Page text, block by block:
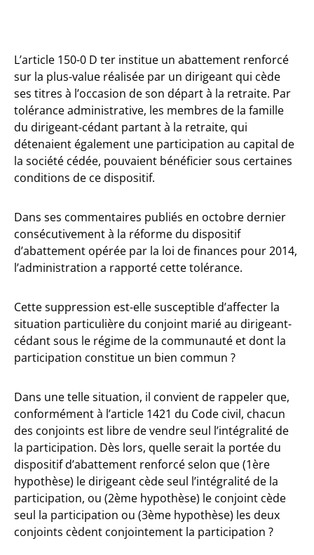
L’article 150-0 D ter institue un abattement renforcé
sur la plus-value réalisée par un dirigeant qui cède
ses titres à l’occasion de son départ à la retraite. Par
tolérance administrative, les membres de la famille
du dirigeant-cédant partant à la retraite, qui
détenaient également une participation au capital de
la société cédée, pouvaient bénéficier sous certaines
conditions de ce dispositif.
Dans ses commentaires publiés en octobre dernier
consécutivement à la réforme du dispositif
d’abattement opérée par la loi de finances pour 2014,
l’administration a rapporté cette tolérance.
Cette suppression est-elle susceptible d’affecter la
situation particulière du conjoint marié au dirigeant-
cédant sous le régime de la communauté et dont la
participation constitue un bien commun ?
Dans une telle situation, il convient de rappeler que,
conformément à l’article 1421 du Code civil, chacun
des conjoints est libre de vendre seul l’intégralité de
la participation. Dès lors, quelle serait la portée du
dispositif d’abattement renforcé selon que (1ère
hypothèse) le dirigeant cède seul l’intégralité de la
participation, ou (2ème hypothèse) le conjoint cède
seul la participation ou (3ème hypothèse) les deux
conjoints cèdent conjointement la participation ?